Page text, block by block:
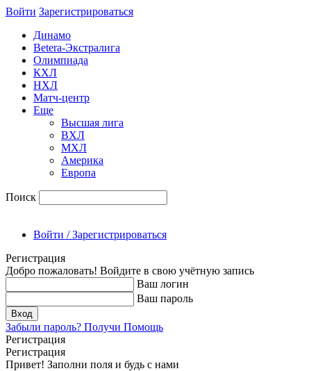
Войти Зарегиcтрироваться
Динамо
Betera-Экстралига
Олимпиада
КХЛ
НХЛ
Матч-центр
Еще
Высшая лига
ВХЛ
МХЛ
Америка
Европа
Поиск
Войти / Зарегистрироваться
Регистрация
Добро пожаловать! Войдите в свою учётную запись
Ваш логин
Ваш пароль
Забыли пароль? Получи Помощь
Регистрация
Регистрация
Привет! Заполни поля и будь с нами